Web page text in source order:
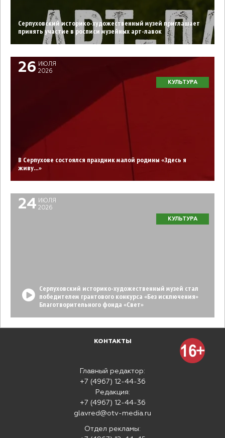
Серпуховский историко-художественный музей приглашает
принять участие в росписи музейных арт-лавок
26
ИЮЛЯ
2026
КУЛЬТУРА
В Серпухове состоялся праздник малой родины «Здесь я
живу…»
24 ИЮЛЯ
2026
КУЛЬТУРА
Серпуховский историко-художественный музей стал
победителем грантового конкурса «Без исключения»
Благотворительного фонда «Свет»
КОНТАКТЫ
Главный редактор:
+7 (4967) 12-44-36
Редакция:
+7 (4967) 12-44-36
glavred@otv-media.ru
Отдел рекламы: